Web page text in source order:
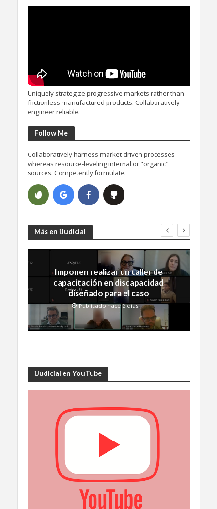
Uniquely strategize progressive markets rather than
frictionless manufactured products. Collaboratively
engineer reliable.
Follow Me
Collaboratively harness market-driven processes
whereas resource-leveling internal or "organic"
sources. Competently formulate.
Más en iJudicial
Imponen realizar un taller de
capacitación en discapacidad
diseñado para el caso
Publicado hace 2 días
iJudicial en YouTube